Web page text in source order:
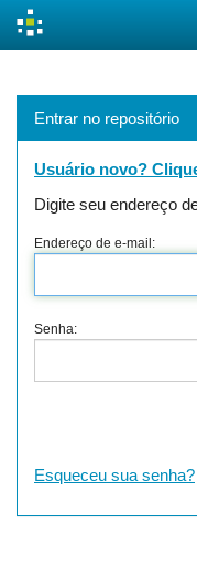
Entrar no repositório
Usuário novo?
Digite seu endereço
Endereço de e-mail:
Senha:
Esqueceu sua senha?